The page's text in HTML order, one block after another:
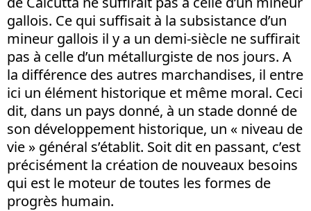
gallois. Ce qui suffisait à la subsistance d’un
mineur gallois il y a un demi-siècle ne suffirait
pas à celle d’un métallurgiste de nos jours. A
la différence des autres marchandises, il entre
ici un élément historique et même moral. Ceci
dit, dans un pays donné, à un stade donné de
son développement historique, un « niveau de
vie » général s’établit. Soit dit en passant, c’est
précisément la création de nouveaux besoins
qui est le moteur de toutes les formes de
progrès humain.